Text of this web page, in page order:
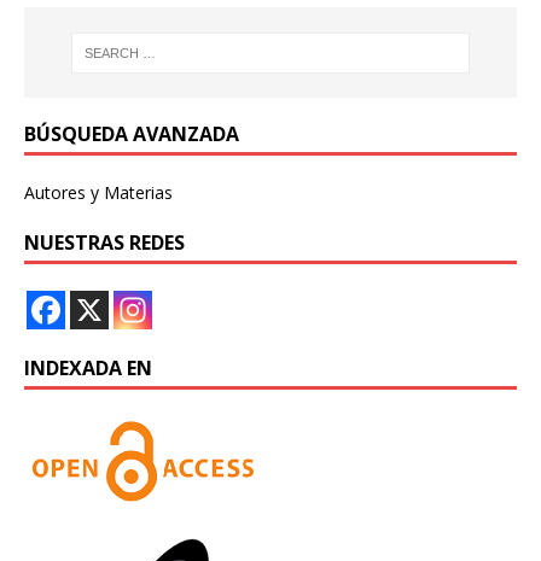
BÚSQUEDA AVANZADA
Autores y Materias
NUESTRAS REDES
INDEXADA EN